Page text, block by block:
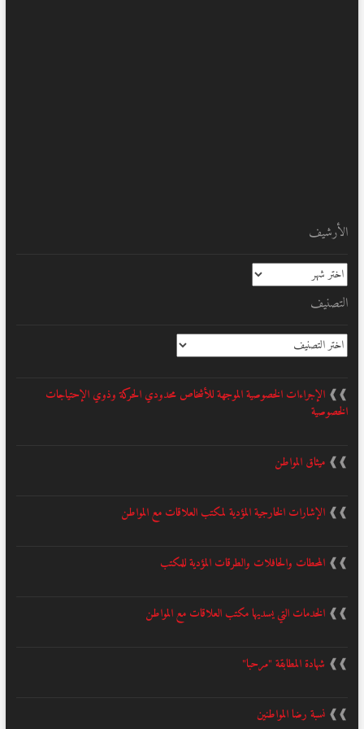
الأرشيف
الأرشيف
التصنيف
التصنيف
❱❱ الإجراءات الخصوصية الموجهة للأشخاص محدودي الحركة وذوي الإحتياجات
الخصوصية
❱❱ ميثاق المواطن
❱❱ الإشارات الخارجية المؤدية لمكتب العلاقات مع المواطن
❱❱ المحطات والحافلات والطرقات المؤدية للمكتب
❱❱ الخدمات التي يسديها مكتب العلاقات مع المواطن
❱❱ شهادة المطابقة "مرحبا"
❱❱ نسبة رضا المواطنين